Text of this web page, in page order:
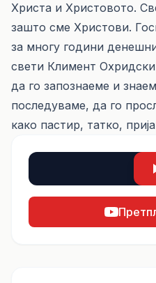
Христа и Христовото.
зашто сме Христови.
за многу години
свети Климент Охридски
да го запознаеме и
последуваме, да го
како пастир, татко,